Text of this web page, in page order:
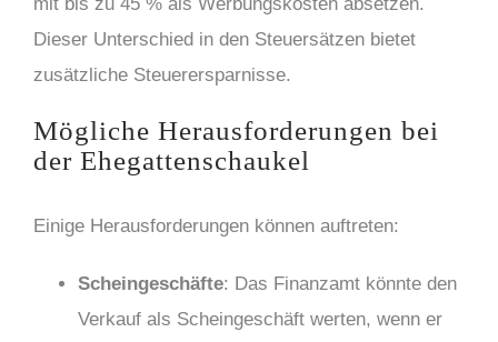
Dieser Unterschied in den Steuersätzen bietet
zusätzliche Steuerersparnisse.
Mögliche Herausforderungen bei
der Ehegattenschaukel
Einige Herausforderungen können auftreten:
Scheingeschäfte: Das Finanzamt könnte den
Verkauf als Scheingeschäft werten, wenn er